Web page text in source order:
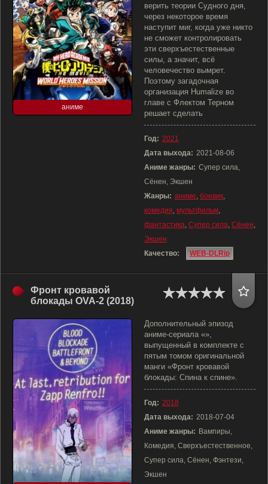
аниме
верить теории Судного дня,
через некоторое время
наступит миг, когда уже никто
не сможет контролировать
эти сверхъестественные
силы, а значит, всё
человечество вымрет.
Поэтому загадочная
организация Humalize во
главе с Флектом Терном
решает сделать
Год: 2021
Дата выхода: 2021-08-06
Аниме жанры: Супер сила,
Сёнен, Экшен
Жанры: аниме, боевик,
комедия, мультфильм,
фантастика, Супер сила, Сёнен,
Экшен
Качество:
WEB-DLRip
Фронт кровавой
блокады OVA-2 (2018)
Дополнительный эпизод
аниме-сериала «»,
выпущенный в комплекте с
пятым томом оригинальной
манги «Фронт кровавой
блокады: Спина к спине».
Год: 2018
Дата выхода: 2018-07-04
Аниме жанры: Вампиры,
Комедия, Сверхъестественное,
Супер сила, Сёнен, Фэнтези,
Экшен